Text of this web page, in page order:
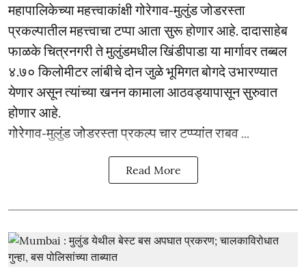
महापालिकेच्या महत्त्वाकांक्षी गोरेगाव-मुलुंड जोडरस्ता
प्रकल्पातील महत्त्वाचा टप्पा आता सुरू होणार आहे. दादासाहेब
फाळके चित्रनगरी ते मुलुंडमधील खिंडीपाडा या मार्गावर तब्बल
४.७० किलोमीटर लांबीचे दोन जुळे भूमिगत बोगदे उभारण्यात
येणार असून त्यांच्या खनन कामाला आठवड्यापासून सुरुवात
होणार आहे.
गोरेगाव-मुलुंड जोडरस्ता प्रकल्प चार टप्प्यांत राबव ...
Read More